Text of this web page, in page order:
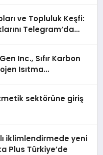
ve Topluluk Keşfi:
Telegram’da
Inc., Sıfır Karbon
Isıtma
sektörüne giriş
iklimlendirmede yeni
Plus Türkiye’de